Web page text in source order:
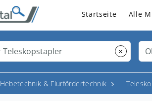
Startseite Alle
×
Hebetechnik & Flurfördertechnik